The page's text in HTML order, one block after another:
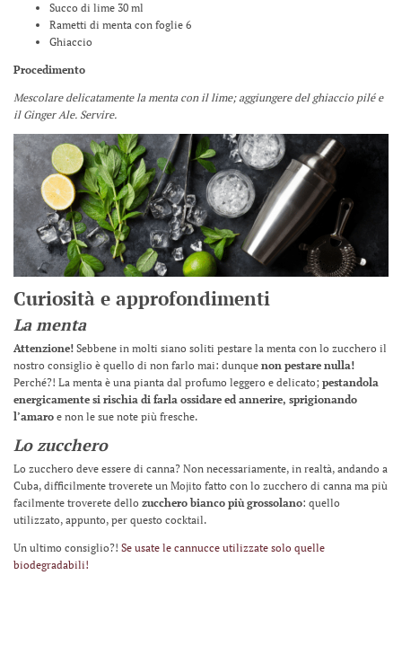
Succo di lime 30 ml
Rametti di menta con foglie 6
Ghiaccio
Procedimento
Mescolare delicatamente la menta con il lime; aggiungere del ghiaccio pilé e
il Ginger Ale. Servire.
Curiosità e approfondimenti
La menta
Attenzione! Sebbene in molti siano soliti pestare la menta con lo zucchero il
nostro consiglio è quello di non farlo mai: dunque non pestare nulla!
Perché?! La menta è una pianta dal profumo leggero e delicato; pestandola
energicamente si rischia di farla ossidare ed annerire, sprigionando
l’amaro e non le sue note più fresche.
Lo zucchero
Lo zucchero deve essere di canna? Non necessariamente, in realtà, andando a
Cuba, difficilmente troverete un Mojito fatto con lo zucchero di canna ma più
facilmente troverete dello zucchero bianco più grossolano: quello
utilizzato, appunto, per questo cocktail.
Un ultimo consiglio?! Se usate le cannucce utilizzate solo quelle
biodegradabili!